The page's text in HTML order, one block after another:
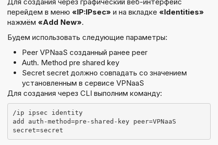
перейдем в меню «IP:IPsec» и на вкладке «Identities»
нажмём «Add New».
Будем использовать следующие параметры:
Peer VPNaaS созданный ранее peer
Auth. Method pre shared key
Secret secret должно совпадать со значением
установленным в сервисе VPNaaS
Для создания через CLI выполним команду:
/ip ipsec identity
add auth-method=pre-shared-key peer=VPNaaS
secret=secret